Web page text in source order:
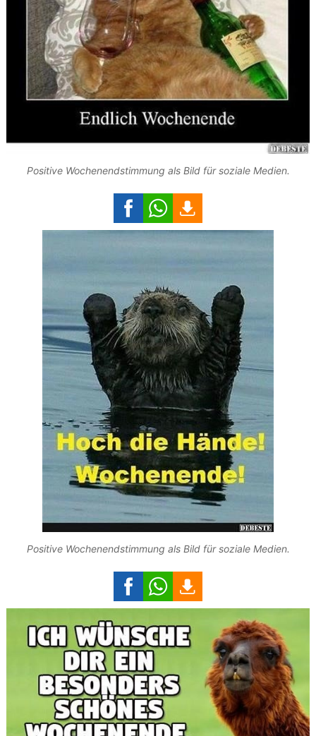
Positive Wochenendstimmung als Bild für soziale Medien.
Positive Wochenendstimmung als Bild für soziale Medien.